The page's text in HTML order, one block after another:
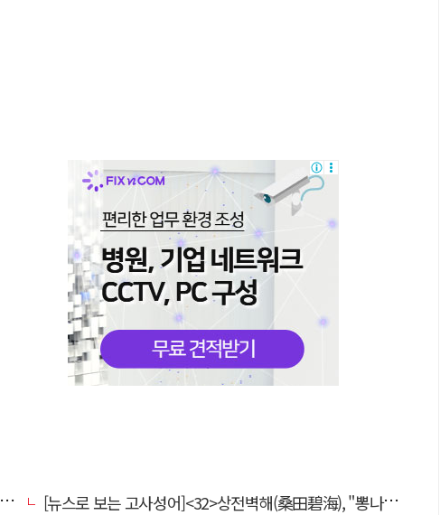
[뉴스로 보는 고사성어]<32>상전벽해(桑田碧海), "뽕나무밭이 푸른 바다가 되었다."